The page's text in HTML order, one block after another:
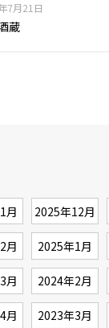
7月21日
蔵
月 2025年12月
月 2025年1月
月 2024年2月
月 2023年3月